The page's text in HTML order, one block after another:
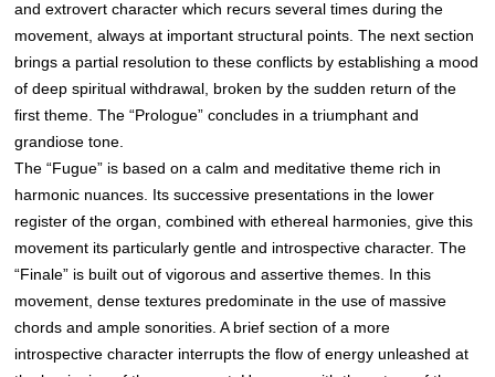
and extrovert character which recurs several times during the
movement, always at important structural points. The next section
brings a partial resolution to these conflicts by establishing a mood
of deep spiritual withdrawal, broken by the sudden return of the
first theme. The “Prologue” concludes in a triumphant and
grandiose tone.
The “Fugue” is based on a calm and meditative theme rich in
harmonic nuances. Its successive presentations in the lower
register of the organ, combined with ethereal harmonies, give this
movement its particularly gentle and introspective character. The
“Finale” is built out of vigorous and assertive themes. In this
movement, dense textures predominate in the use of massive
chords and ample sonorities. A brief section of a more
introspective character interrupts the flow of energy unleashed at